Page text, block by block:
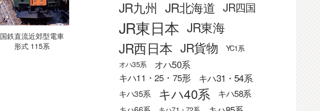
国鉄直流近郊型電車
形式 115系
JR九州 JR北海道 JR四国
JR東日本 JR東海
JR西日本 JR貨物
YC1系
オハ35系
オハ50系
キハ11・25・75形 キハ31・54系
キハ35系 キハ40系
キハ58系